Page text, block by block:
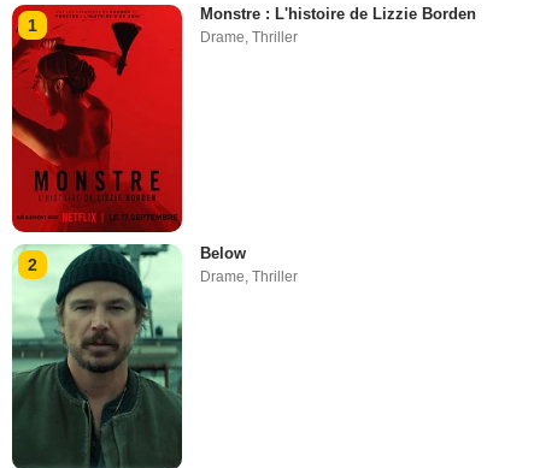
1
Monstre : L'histoire de Lizzie Borden
Drame,Thriller
2
Below
Drame ,Thriller